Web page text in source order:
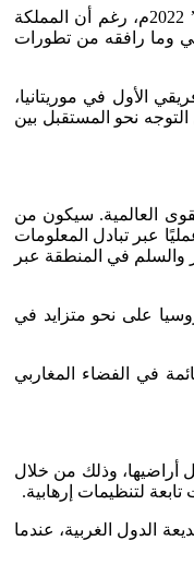
يطبعها الجمود الدبلوماسي منذ استقبال الرئيس التونسي زعيم البوليساريو، على هامش القمة الثامنة لمنتدى التعاون الياباني الإفريقي “تكاد” 2022م، رغم أن المملكة
وما رافقه من تطورات
الأول في موريتانيا،
نحو المستقبل بين
العالمية. سيكون من
عبر تبادل المعلومات
والسلم في المنطقة عبر
على نحو متزايد في
في الفضاء المغاربي
أراضيها، وذلك من خلال
لتنظيمات إرهابية.
الدول الغربية، عندما